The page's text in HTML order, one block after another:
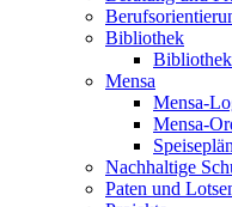
Bibliothek
Mensa
Mensa-
Mensa-
Nachhaltige
Paten und